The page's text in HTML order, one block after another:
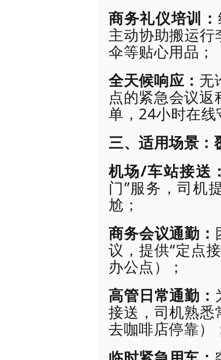
商务礼仪培训：
主动协助搬运
伞等贴心用品；
全天候响应： 无
点的紧急会议
单，24小时在线
三、适用场景：
机场/车站接送
门”服务，司机
尬；
商务会议通勤：
议，提供“定点
办公点）；
高管日常通勤：
接送，司机熟
去咖啡店停靠）